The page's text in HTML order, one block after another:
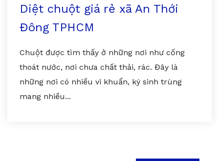
Diệt chuột giá rẻ xã An Thới
Đông TPHCM
Chuột được tìm thấy ở những nơi như cống
thoát nước, nơi chưa chất thải, rác. Đây là
những nơi có nhiều vi khuẩn, ký sinh trùng
mang nhiều...